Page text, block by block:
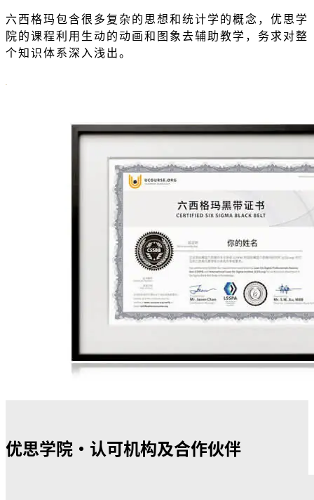
六西格玛包含很多复杂的思想和统计学的概念，优思学
院的课程利用生动的动画和图象去辅助教学，务求对整
个知识体系深入浅出。
优思学院・认可机构及合作伙伴